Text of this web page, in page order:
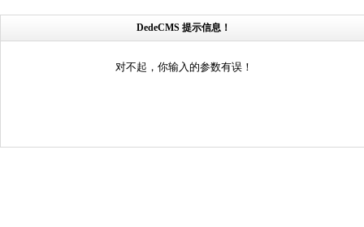
DedeCMS 提示信息！
对不起，你输入的参数有误！